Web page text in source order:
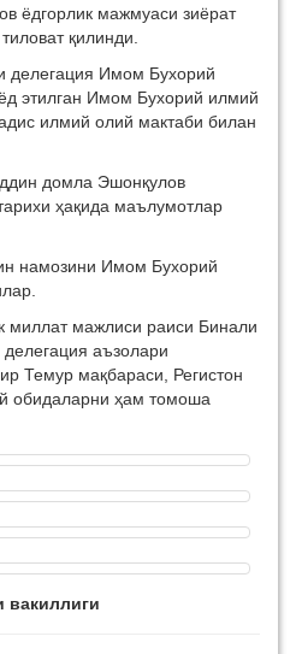
ёдгорлик мажмуаси зиёрат
қилинди.
делегация Имом Бухорий
этилган Имом Бухорий илмий
илмий олий мактаби билан
домла Эшонқулов
ҳақида маълумотлар
намозини Имом Бухорий
миллат мажлиси раиси Бинали
аъзолари
Темур мақбараси, Регистон
обидаларни ҳам томоша
вакиллиги